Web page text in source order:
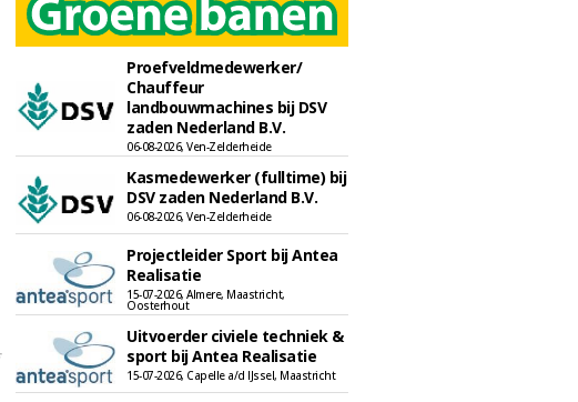
Proefveldmedewerker/
Chauffeur
landbouwmachines bij DSV
zaden Nederland B.V.
06-08-2026, Ven-Zelderheide
Kasmedewerker (fulltime) bij
DSV zaden Nederland B.V.
06-08-2026, Ven-Zelderheide
Projectleider Sport bij Antea
Realisatie
15-07-2026, Almere, Maastricht,
Oosterhout
Uitvoerder civiele techniek &
sport bij Antea Realisatie
15-07-2026, Capelle a/d IJssel, Maastricht